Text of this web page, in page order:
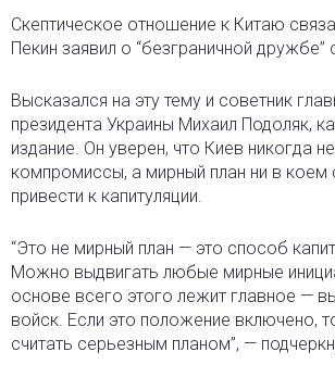
Скептическое отношение к Китаю
Пекин заявил о “безграничной
Высказался на эту тему и советник
президента Украины Михаил Подоляк,
издание. Он уверен, что Киев никогда
компромиссы, а мирный план ни в коем
привести к капитуляции.
“Это не мирный план — это способ
Можно выдвигать любые мирные
основе всего этого лежит главное —
войск. Если это положение включено,
считать серьезным планом”, —